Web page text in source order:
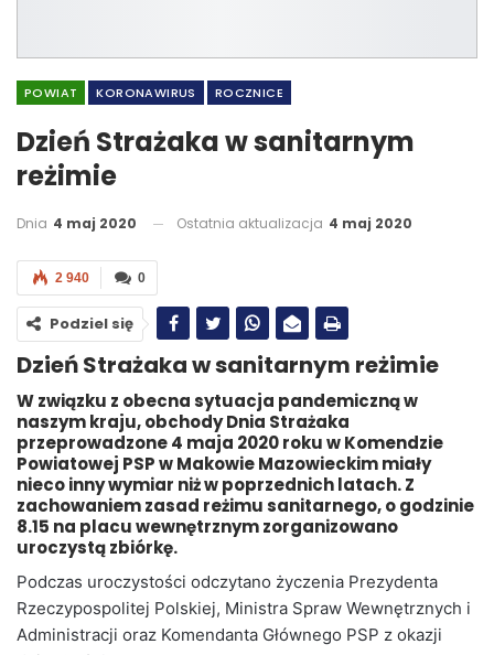
POWIAT KORONAWIRUS ROCZNICE
Dzień Strażaka w sanitarnym
reżimie
Dnia 4 maj 2020 Ostatnia aktualizacja 4 maj 2020
0
2 940
Podziel się
Dzień Strażaka w sanitarnym reżimie
W związku z obecna sytuacja pandemiczną w
naszym kraju, obchody Dnia Strażaka
przeprowadzone 4 maja 2020 roku w Komendzie
Powiatowej PSP w Makowie Mazowieckim miały
nieco inny wymiar niż w poprzednich latach. Z
zachowaniem zasad reżimu sanitarnego, o godzinie
8.15 na placu wewnętrznym zorganizowano
uroczystą zbiórkę.
Podczas uroczystości odczytano życzenia Prezydenta
Rzeczypospolitej Polskiej, Ministra Spraw Wewnętrznych i
Administracji oraz Komendanta Głównego PSP z okazji